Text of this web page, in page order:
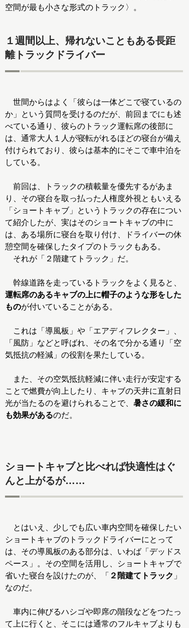
空間が最も小さな形式のトラック〉。
１週間以上、帰れないこともある長距
離トラックドライバー
世間からはよく「彼らは一体どこで寝ているの
か」という質問を受けるのだが、前回までにも述
べている通り、彼らのトラック運転席の後部に
は、通常大人１人が寝転がれるほどの寝台が備え
付けられており、彼らは基本的にそこで車中泊を
している。
前回は、トラックの積載量を優先するがあま
り、その寝台を取っ払った人権度外視ともいえる
「ショートキャブ」というトラックの存在につい
て紹介したが、実はそのショートキャブの中に
は、ある場所に寝台を取り付け、ドライバーの休
憩空間を確保したタイプのトラックもある。
それが「２階建てトラック」だ。
幹線道路を走っているトラックをよく見ると、
運転席のあるキャブの上に帽子のような形をした
ものが付いていることがある。
これは「導風板」や「エアディフレクター」、
「風防」などと呼ばれ、その名で分かる通り「空
気抵抗の軽減」の役割を果たしている。
また、その空気抵抗軽減に伴い走行が安定する
ことで燃費が向上したり、キャブの天井に直射日
光が当たるのを避けられることで、 暑さの緩和に
も効果があるのだ。
ショートキャブと比べれば快適性はぐ
んと上がるが……
とはいえ、少しでも広い車内空間を確保したい
ショートキャブのトラックドライバーにとって
は、その導風板のある部分は、いわば「デッドス
ペース」。その空間を活用し、ショートキャブで
省いた寝台を設けたのが、「 ２階建てトラック 」
なのだ。
車内に伸びるハシゴや即席の階段などをつたっ
て上に行くと、そこには通常のフルキャブよりも